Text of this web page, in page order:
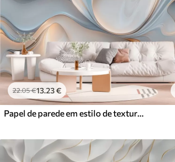
22.05€13 .23€
Papel de parede em estilo de textura líquida